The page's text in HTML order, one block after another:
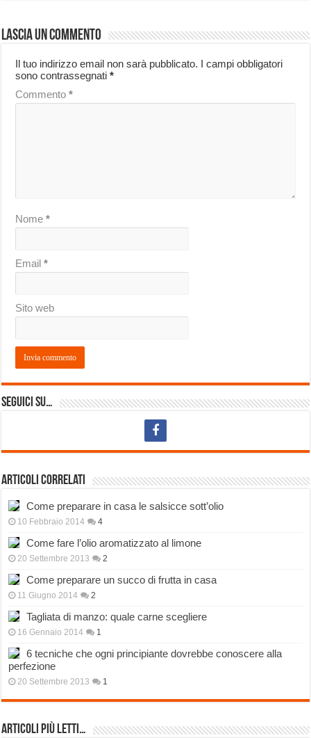
Lascia un commento
Il tuo indirizzo email non sarà pubblicato. I campi obbligatori
sono contrassegnati*
Commento*
Nome*
Email*
Sito web
Seguici su…
Articoli correlati
Come preparare in casa le salsicce sott’olio
10 Febbraio 2014 4
Come fare l’olio aromatizzato al limone
20 Settembre 2013 2
Come preparare un succo di frutta in casa
11 Giugno 2014 2
Tagliata di manzo: quale carne scegliere
16 Gennaio 2014 1
6 tecniche che ogni principiante dovrebbe conoscere alla
perfezione
20 Settembre 2013 1
Articoli più Letti…